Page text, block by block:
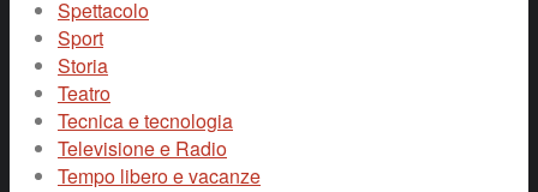
Spettacolo
Sport
Storia
Teatro
Tecnica e tecnologia
Televisione e Radio
Tempo libero e vacanze